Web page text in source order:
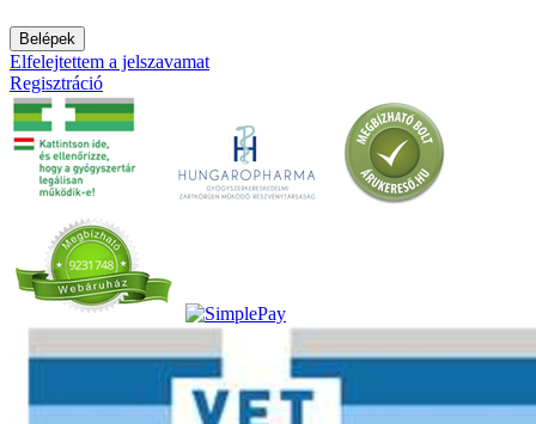
Belépek
Elfelejtettem a jelszavamat
Regisztráció